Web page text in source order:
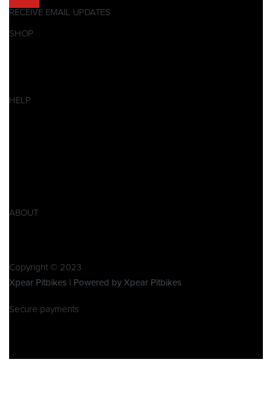
RECEIVE EMAIL UPDATES
SHOP
HELP
ABOUT
Copyright © 2023
Xpear Pitbikes | Powered by Xpear Pitbikes
Secure payments